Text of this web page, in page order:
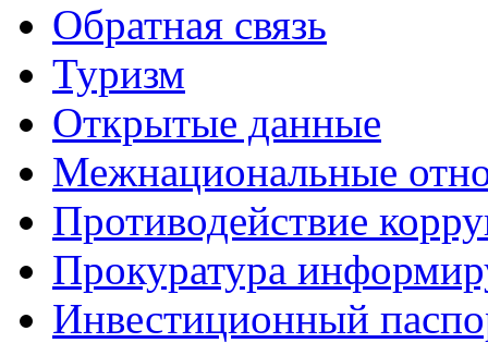
Обратная связь
Туризм
Открытые данные
Межнациональные
Противодействие
Прокуратура
Инвестиционный